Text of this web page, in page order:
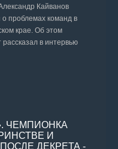
Кайванов
о проблемах команд в
крае. Об этом
рассказал в интервью
ЧЕМПИОНКА
И
ДЕКРЕТА -